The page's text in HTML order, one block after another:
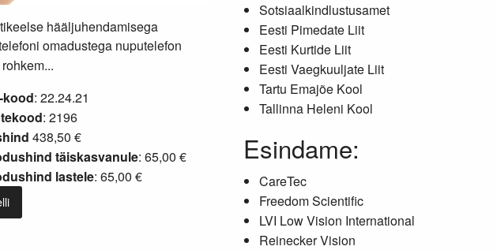
hääljuhendamisega
omadustega nuputelefon
kood: 22.24.21
: 2196
438,50 €
täiskasvanule: 65,00 €
lastele: 65,00 €
Sotsiaalkindlustusamet
Eesti Pimedate Liit
Eesti Kurtide Liit
Eesti Vaegkuuljate Liit
Tartu Emajõe Kool
Tallinna Heleni Kool
Esindame:
CareTec
Freedom Scientific
LVI Low Vision International
Reinecker Vision